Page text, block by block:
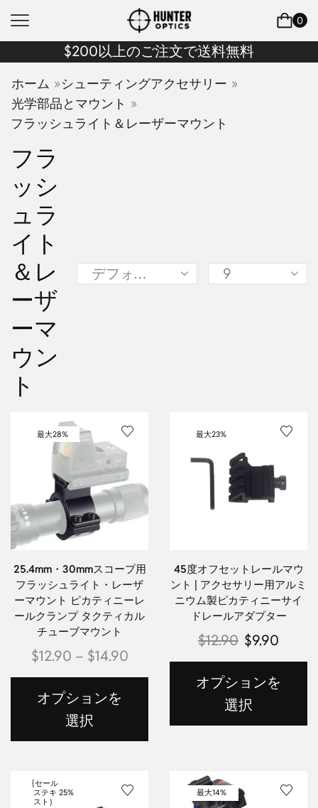
0
$200以上のご注文で送料無料
ホーム »シューティングアクセサリー »
光学部品とマウント »
フラッシュライト＆レーザーマウント
フラ
ッシ
ュラ
イト
＆レ
ーザ
ーマ
ウン
ト
最大28%
25.4mm・30mmスコープ用
フラッシュライト・レーザ
ーマウント ピカティニーレ
ールクランプ タクティカル
チューブマウント
$12.90 – $14.90
オプションを
選択
最大23%
45度オフセットレールマウ
ント | アクセサリー用アルミ
ニウム製ピカティニーサイ
ドレールアダプター
$12.90 $9.90
オプションを
選択
{セール
ステキ
スト｝
25% 最大14%